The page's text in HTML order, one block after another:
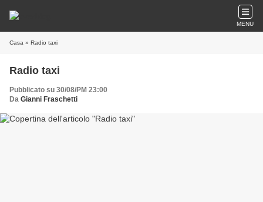
MENU
Casa » Radio taxi
Radio taxi
Pubblicato su 30/08/PM 23:00
Da Gianni Fraschetti